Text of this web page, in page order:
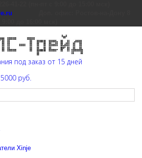
под заказ от 15 дней
руб.
Xinje